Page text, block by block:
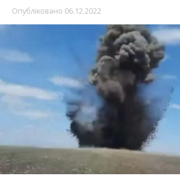
Опубліковано 06.12.2022